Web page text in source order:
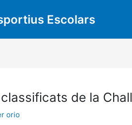
Escolars
de la
orio